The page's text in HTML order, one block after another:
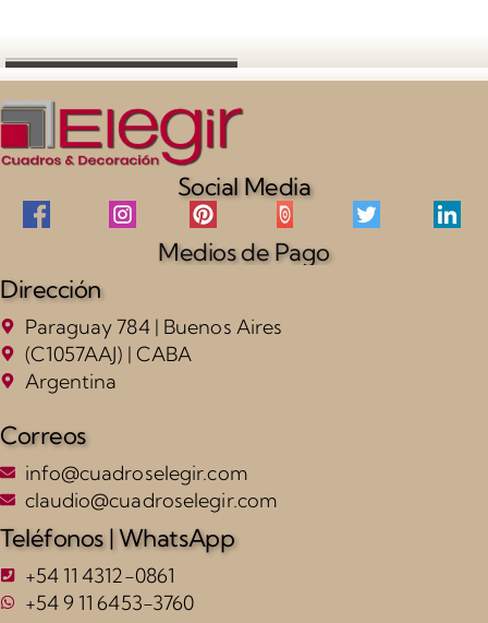
Social Media
Medios de Pago
Dirección
Paraguay 784 | Buenos Aires
(C1057AAJ) | CABA
Argentina
Correos
info@cuadroselegir.com
claudio@cuadroselegir.com
Teléfonos | WhatsApp
+54 11 4312-0861
+54 9 11 6453-3760